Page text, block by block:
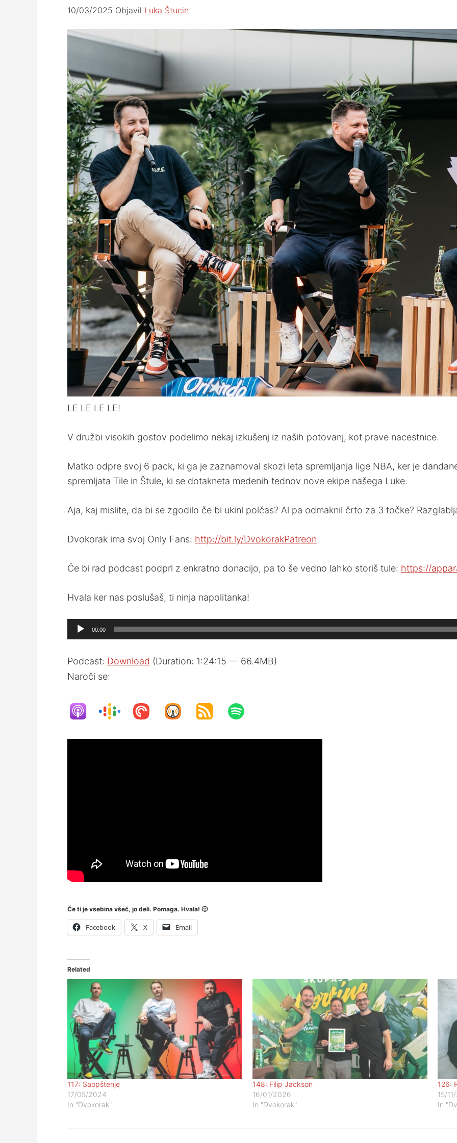
10/03/2025 Objavil Luka Štucin
LE LE LE LE!
V družbi visokih gostov podelimo nekaj izkušenj iz naših potovanj, kot prave nacestnice.
Matko odpre svoj 6 pack, ki ga je zaznamoval skozi leta spremljanja lige NBA, ker je
spremljata Tile in Štule, ki se dotakneta medenih tednov nove ekipe našega Luke.
Aja, kaj mislite, da bi se zgodilo če bi ukinl polčas? Al pa odmaknil črto za 3 točke?
Dvokorak ima svoj Only Fans: http://bit.ly/DvokorakPatreon
Če bi rad podcast podprl z enkratno donacijo, pa to še vedno lahko storiš tule: https://
Hvala ker nas poslušaš, ti ninja napolitanka!
Audio
Player
00:00
Podcast: Download (Duration: 1:24:15 — 66.4MB)
Naroči se:
Če ti je vsebina všeč, jo deli. Pomaga. Hvala! 🙂
Facebook X Email
Related
117: Saopštenje
17/05/2024
In "Dvokorak"
148: Filip Jackson
16/01/2026
In "Dvokorak"
126:
15/
In